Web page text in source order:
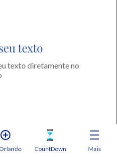
texto
texto diretamente no
CountDown Mais